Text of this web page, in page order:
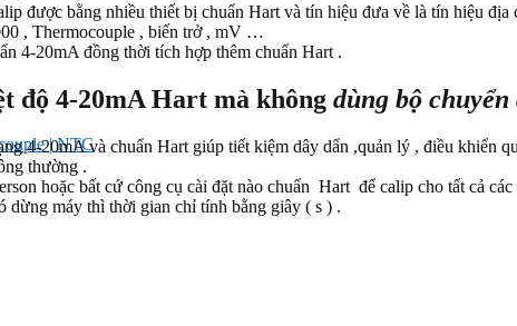
| NTC
được bằng nhiều thiết bị chuẩn Hart và tín hiệu đưa về là tín hiệu địa
, Thermocouple , biến trở , mV …
4-20mA đồng thời tích hợp thêm chuẩn Hart .
độ 4-20mA Hart mà không dùng bộ
4-20mA và chuẩn Hart giúp tiết kiệm dây dẩn ,quản lý , điều khiển
thường .
hoặc bất cứ công cụ cài đặt nào chuẩn Hart để calip cho tất cả
dừng máy thì thời gian chỉ tính bằng giây ( s ) .